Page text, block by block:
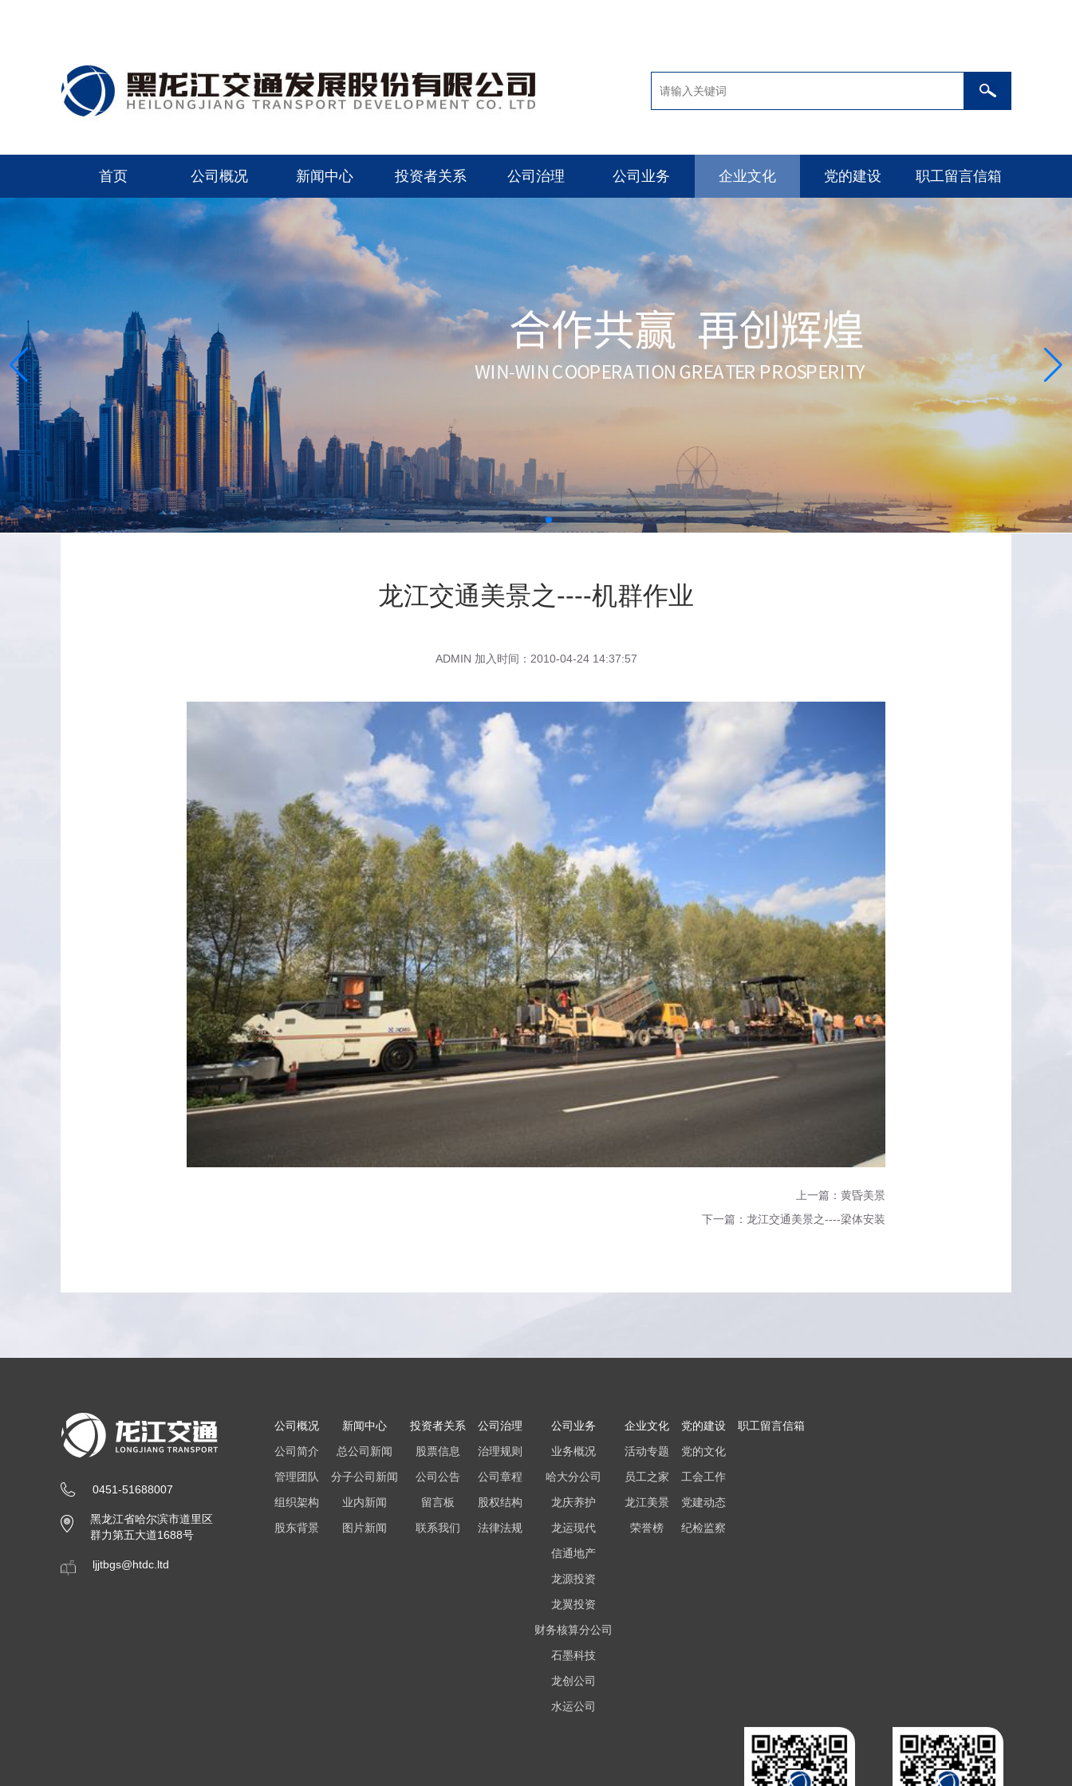
首页 公司概况 新闻中心 投资者关系 公司治理 公司业务 企业文化 党的建设 职工留言信箱
龙江交通美景之----机群作业
ADMIN 加入时间：2010-04-24 14:37:57
上一篇：黄昏美景
下一篇：龙江交通美景之----梁体安装
0451-51688007
黑龙江省哈尔滨市道里区
群力第五大道1688号
ljjtbgs@htdc.ltd
公司概况
公司简介
管理团队
组织架构
股东背景
新闻中心
总公司新闻
分子公司新闻
业内新闻
图片新闻
投资者关系
股票信息
公司公告
留言板
联系我们
公司治理
治理规则
公司章程
股权结构
法律法规
公司业务
业务概况
哈大分公司
龙庆养护
龙运现代
信通地产
龙源投资
龙翼投资
财务核算分公司
石墨科技
龙创公司
水运公司
企业文化
活动专题
员工之家
龙江美景
荣誉榜
党的建设
党的文化
工会工作
党建动态
纪检监察
职工留言信箱